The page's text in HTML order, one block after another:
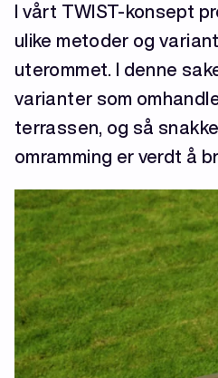
I vårt TWIST-konsept
ulike metoder og
uterommet. I denne
varianter som
terrassen, og så
omramming er verdt å